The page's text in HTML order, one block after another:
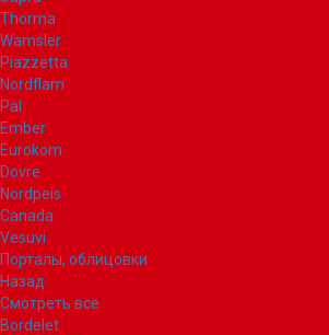
Thorma
Wamsler
Piazzetta
Nordflam
Pal
Ember
Eurokom
Dovre
Nordpeis
Canada
Vesuvi
Порталы, облицовки
Назад
Смотреть все
Bordelet